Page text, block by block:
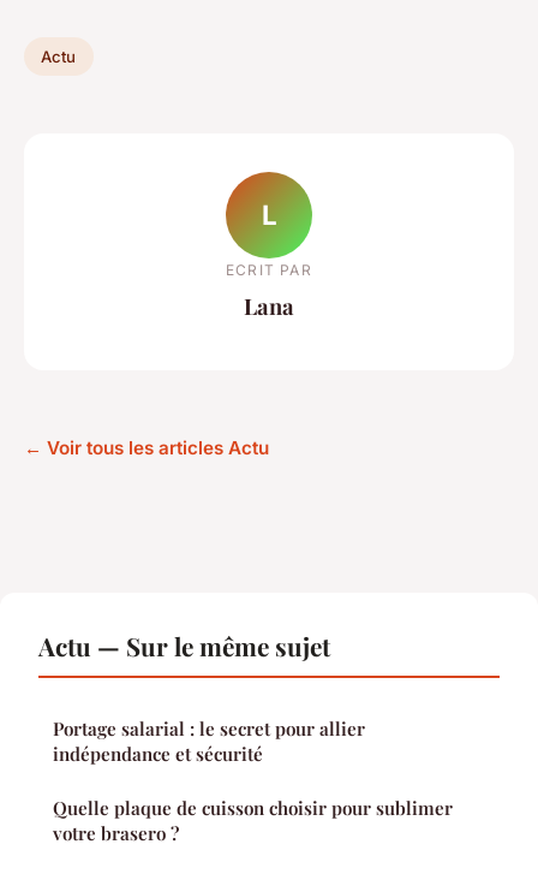
Actu
L
ECRIT PAR
Lana
← Voir tous les articles Actu
Actu — Sur le même sujet
Portage salarial : le secret pour allier
indépendance et sécurité
Quelle plaque de cuisson choisir pour sublimer
votre brasero ?